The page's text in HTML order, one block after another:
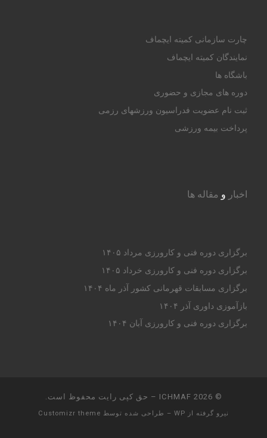
چارت سازمانی کمیته ایچماف
نمایندگان کمیته ایچماف
باشگاه ها
دوره های مجازی و حضوری
ثبت نام عضویت فدراسیون ورزشهای رزمی
پرداخت بیمه ورزشی
اخبار و مقاله ها
برگزاری دوره فنی و کارورزی مرداد ۱۴۰۵
برگزاری دوره فنی و کارورزی خرداد ۱۴۰۵
برگزاری مسابقات قهرمانی کشور آذر ماه ۱۴۰۴
بازآموزی داوری آذر ۱۴۰۴
برگزاری دوره فنی و کارورزی آبان ۱۴۰۴
© 2026
ICHMAF – حق کپی رایت محفوظ است.
نیرو گرفته از WP – طراحی شده توسط Customizr theme